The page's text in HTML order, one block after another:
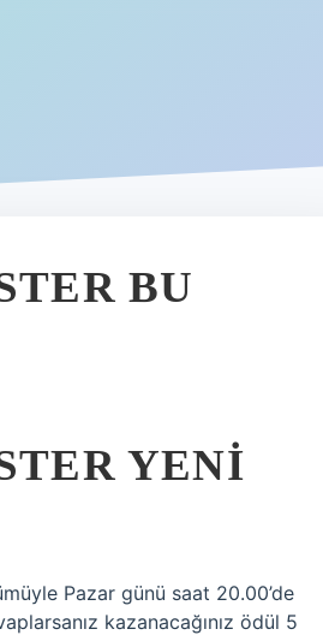
BU
YENI
Pazar günü saat 20.00’de
kazanacağınız ödül 5